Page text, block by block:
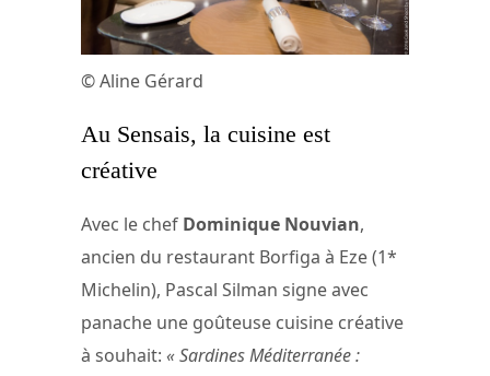
© Aline Gérard
Au Sensais, la cuisine est
créative
Avec le chef Dominique Nouvian,
ancien du restaurant Borfiga à Eze (1*
Michelin), Pascal Silman signe avec
panache une goûteuse cuisine créative
à souhait: « Sardines Méditerranée :